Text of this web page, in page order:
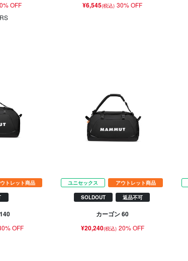
OFF
¥6,545(税込) 30% OFF
トレット商品
OFF
ユニセックス アウトレット商品
SOLDOUT 返品不可
カーゴン 60
¥20,240(税込) 20% OFF